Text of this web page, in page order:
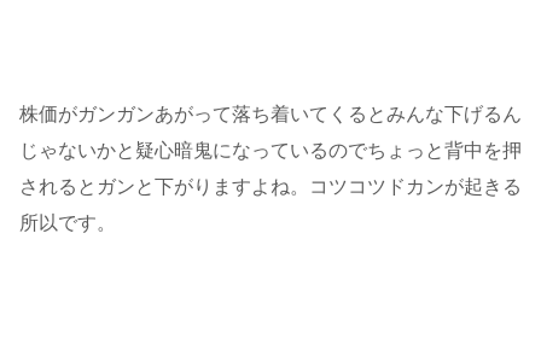
株価がガンガンあがって落ち着いてくるとみんな下げるん
じゃないかと疑心暗鬼になっているのでちょっと背中を押
されるとガンと下がりますよね。コツコツドカンが起きる
所以です。